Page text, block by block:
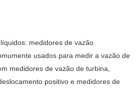
medidores de vazão
usados ​​para medir a vazão de
medidores de vazão de turbina,
positivo e medidores de